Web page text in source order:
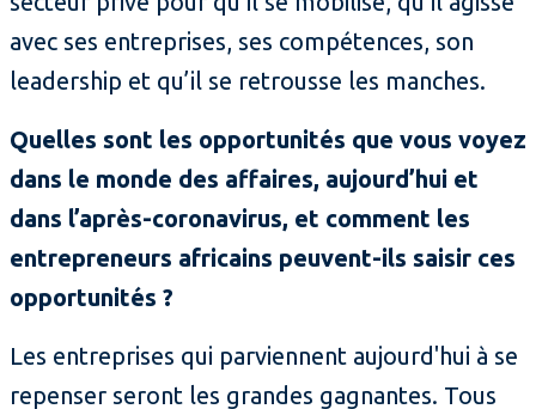
avec ses entreprises, ses compétences, son
leadership et qu’il se retrousse les manches.
Quelles sont les opportunités que vous voyez
dans le monde des affaires, aujourd’hui et
dans l’après-coronavirus, et comment les
entrepreneurs africains peuvent-ils saisir ces
opportunités ?
Les entreprises qui parviennent aujourd'hui à se
repenser seront les grandes gagnantes. Tous